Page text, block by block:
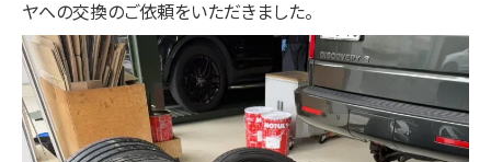
ヤへの交換のご依頼をいただきました。